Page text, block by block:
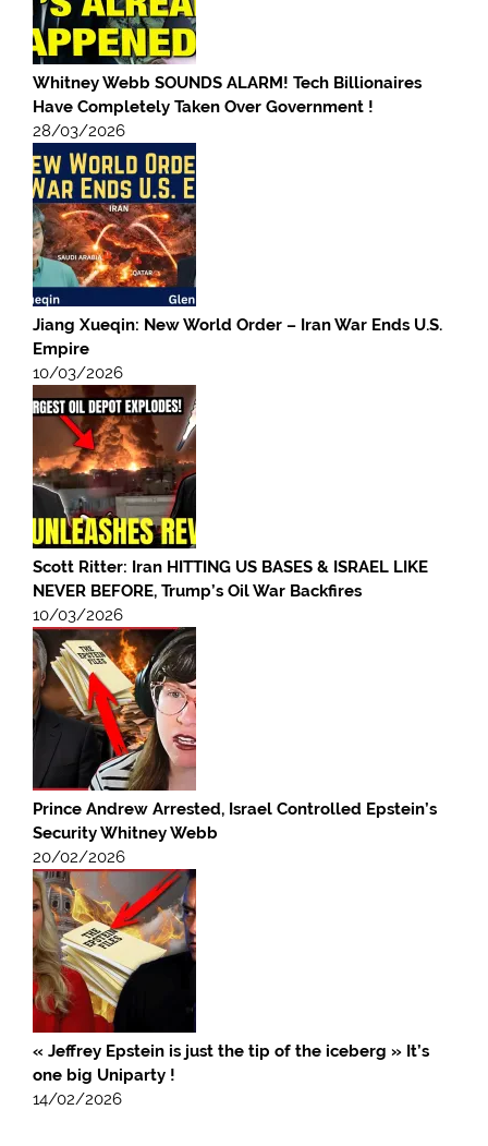
Whitney Webb SOUNDS ALARM! Tech Billionaires
Have Completely Taken Over Government !
28/03/2026
Jiang Xueqin: New World Order – Iran War Ends U.S.
Empire
10/03/2026
Scott Ritter: Iran HITTING US BASES & ISRAEL LIKE
NEVER BEFORE, Trump’s Oil War Backfires
10/03/2026
Prince Andrew Arrested, Israel Controlled Epstein’s
Security Whitney Webb
20/02/2026
« Jeffrey Epstein is just the tip of the iceberg » It’s
one big Uniparty !
14/02/2026